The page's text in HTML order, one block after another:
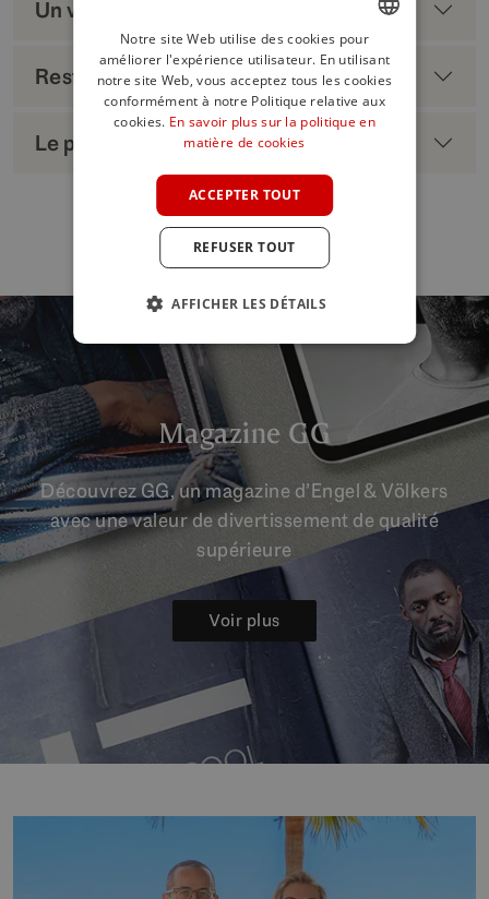
Un voyage de locations de luxe
Restez à jour
Le plaisir numérique
Magazine GG
Découvrez GG, un magazine d’Engel & Völkers
avec une valeur de divertissement de qualité
supérieure
Voir plus
ENGLISH
SPANISH
FRENCH
POLISH
Notre site Web utilise des cookies pour
améliorer l'expérience utilisateur. En utilisant
notre site Web, vous acceptez tous les cookies
conformément à notre Politique relative aux
cookies. En savoir plus sur la politique en
matière de cookies
ACCEPTER TOUT
REFUSER TOUT
AFFICHER LES DÉTAILS